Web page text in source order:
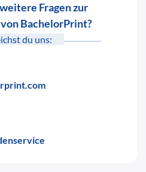
Fragen zur
BachelorPrint?
du uns: